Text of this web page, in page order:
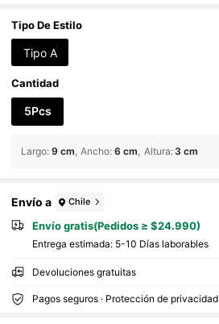
Tipo De Estilo
Tipo A
Cantidad
5Pcs
Largo: 9 cm Ancho: 6 cm Altura: 3 cm
Envío a Chile
Envío gratis(Pedidos ≥ $24.990)
Entrega estimada: 5-10 Días laborables
Devoluciones gratuitas
Pagos seguros · Protección de privacidad